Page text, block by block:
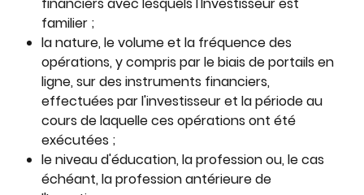
financiers avec lesquels l'Investisseur est
familier ;
la nature, le volume et la fréquence des
opérations, y compris par le biais de portails en
ligne, sur des instruments financiers,
effectuées par l'investisseur et la période au
cours de laquelle ces opérations ont été
exécutées ;
le niveau d'éducation, la profession ou, le cas
échéant, la profession antérieure de